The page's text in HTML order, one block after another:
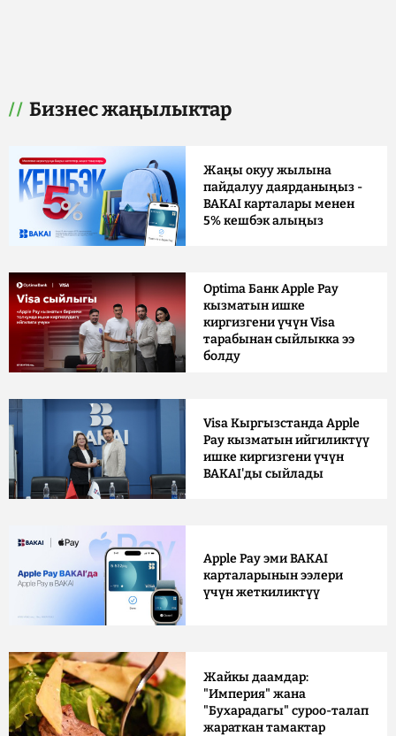
Бизнес жаңылыктар
Жаңы окуу жылына
пайдалуу даярданыңыз -
BAKAI карталары менен
5% кешбэк алыңыз
Optima Банк Apple Pay
кызматын ишке
киргизгени үчүн Visa
тарабынан сыйлыкка ээ
болду
Visa Кыргызстанда Apple
Pay кызматын ийгиликтүү
ишке киргизгени үчүн
BAKAI'ды сыйлады
Apple Pay эми BAKAI
карталарынын ээлери
үчүн жеткиликтүү
Жайкы даамдар:
"Империя" жана
"Бухарадагы" суроо-талап
жараткан тамактар